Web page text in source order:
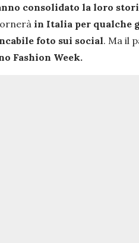
consolidato la loro
in Italia per qualche
foto sui social. Ma il
Fashion Week.